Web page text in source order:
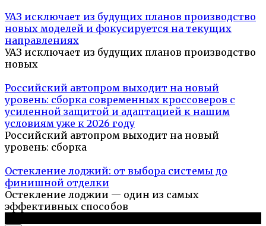
УАЗ исключает из будущих планов производство
новых моделей и фокусируется на текущих
направлениях
УАЗ исключает из будущих планов производство
новых
Российский автопром выходит на новый
уровень: сборка современных кроссоверов с
усиленной защитой и адаптацией к нашим
условиям уже к 2026 году
Российский автопром выходит на новый
уровень: сборка
Остекление лоджий: от выбора системы до
финишной отделки
Остекление лоджии — один из самых
эффективных способов